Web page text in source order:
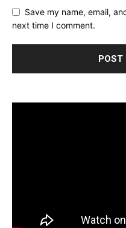
Save my name, email,
next time I comment.